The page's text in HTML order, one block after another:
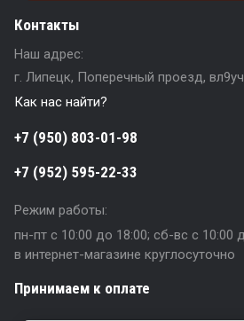
Контакты
Наш адрес:
г. Липецк, Поперечный проезд,
Как нас найти?
+7 (950) 803-01-98
+7 (952) 595-22-33
Режим работы:
пн-пт с 10:00 до 18:00; сб-вс с 10:00
в интернет-магазине круглосуточно
Принимаем к оплате